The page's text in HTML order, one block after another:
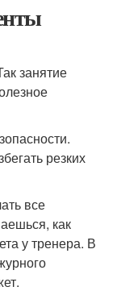
занятие
резких
все
как
у тренера. В